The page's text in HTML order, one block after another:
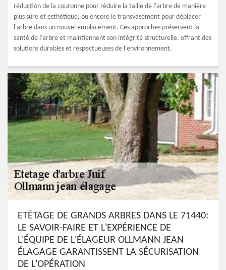
réduction de la couronne pour réduire la taille de l'arbre de manière
plus sûre et esthétique, ou encore le transvasement pour déplacer
l'arbre dans un nouvel emplacement. Ces approches préservent la
santé de l'arbre et maintiennent son intégrité structurelle, offrant des
solutions durables et respectueuses de l'environnement.
ETÊTAGE DE GRANDS ARBRES DANS LE 71440:
LE SAVOIR-FAIRE ET L'EXPÉRIENCE DE
L'ÉQUIPE DE L'ÉLAGEUR OLLMANN JEAN
ÉLAGAGE GARANTISSENT LA SÉCURISATION
DE L'OPÉRATION